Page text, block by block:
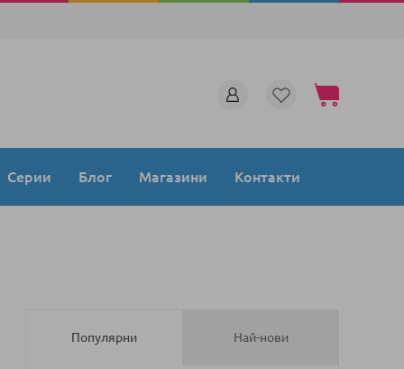
Моята количка
Серии Блог Магазини Контакти
Популярни Най-нови